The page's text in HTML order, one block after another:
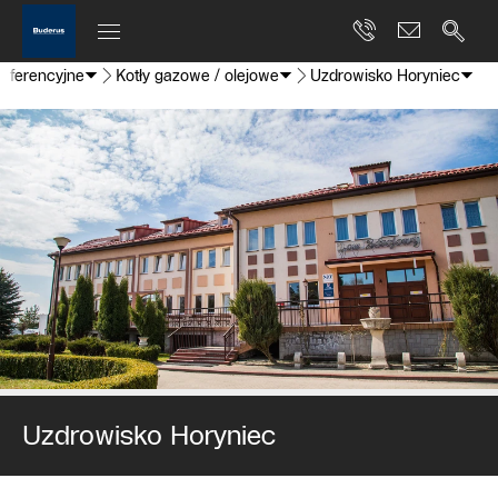
Kotły gazowe / olejowe Uzdrowisko Horyniec
Uzdrowisko Horyniec